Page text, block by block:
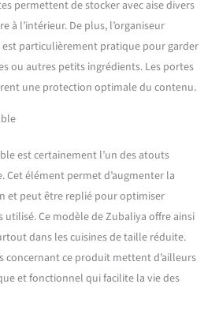
le chariot peut être
facilement déplacé et
solidement fixé - idéal pour
une utilisation dans
différentes pièces.
Convient à un usage
pratique, à gauche avec un
porte-serviettes - tout est
rapidement accessible et
assure un flux de travail
fluide dans la cuisine.
Polyvalent et durable : avec
une hauteur confortable de
89 cm, le chariot convient
comme îlot de cuisine
permettent de stocker avec aise divers
à l’intérieur. De plus, l’organiseur
particulièrement pratique pour garder
ou autres petits ingrédients. Les portes
une protection optimale du contenu.
est certainement l’un des atouts
Cet élément permet d’augmenter la
et peut être replié pour optimiser
utilisé. Ce modèle de Zubaliya offre ainsi
dans les cuisines de taille réduite.
concernant ce produit mettent d’ailleurs
et fonctionnel qui facilite la vie des